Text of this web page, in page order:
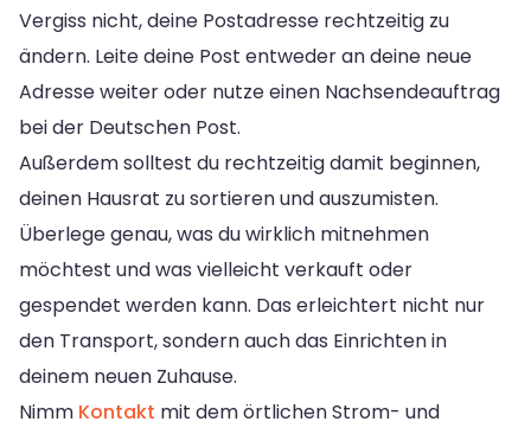
Vergiss nicht, deine Postadresse rechtzeitig zu
ändern. Leite deine Post entweder an deine neue
Adresse weiter oder nutze einen Nachsendeauftrag
bei der Deutschen Post.
Außerdem solltest du rechtzeitig damit beginnen,
deinen Hausrat zu sortieren und auszumisten.
Überlege genau, was du wirklich mitnehmen
möchtest und was vielleicht verkauft oder
gespendet werden kann. Das erleichtert nicht nur
den Transport, sondern auch das Einrichten in
deinem neuen Zuhause.
Nimm Kontakt mit dem örtlichen Strom- und